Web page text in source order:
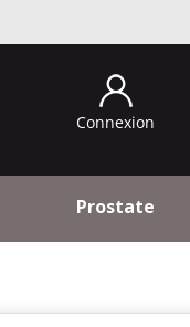
Connexion
Prostate